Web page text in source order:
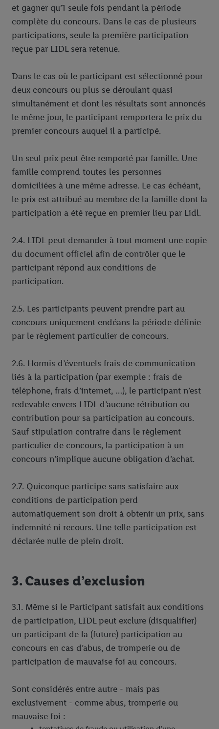
et gagner qu’1 seule fois pendant la période
complète du concours. Dans le cas de plusieurs
participations, seule la première participation
reçue par LIDL sera retenue.
Dans le cas où le participant est sélectionné pour
deux concours ou plus se déroulant quasi
simultanément et dont les résultats sont annoncés
le même jour, le participant remportera le prix du
premier concours auquel il a participé.
Un seul prix peut être remporté par famille. Une
famille comprend toutes les personnes
domiciliées à une même adresse. Le cas échéant,
le prix est attribué au membre de la famille dont la
participation a été reçue en premier lieu par Lidl.
2.4. LIDL peut demander à tout moment une copie
du document officiel afin de contrôler que le
participant répond aux conditions de
participation.
2.5. Les participants peuvent prendre part au
concours uniquement endéans la période définie
par le règlement particulier de concours.
2.6. Hormis d’éventuels frais de communication
liés à la participation (par exemple : frais de
téléphone, frais d’internet, …), le participant n’est
redevable envers LIDL d’aucune rétribution ou
contribution pour sa participation au concours.
Sauf stipulation contraire dans le règlement
particulier de concours, la participation à un
concours n’implique aucune obligation d’achat.
2.7. Quiconque participe sans satisfaire aux
conditions de participation perd
automatiquement son droit à obtenir un prix, sans
indemnité ni recours. Une telle participation est
déclarée nulle de plein droit.
3. Causes d’exclusion
3.1. Même si le Participant satisfait aux conditions
de participation, LIDL peut exclure (disqualifier)
un participant de la (future) participation au
concours en cas d’abus, de tromperie ou de
participation de mauvaise foi au concours.
Sont considérés entre autre - mais pas
exclusivement - comme abus, tromperie ou
mauvaise foi :